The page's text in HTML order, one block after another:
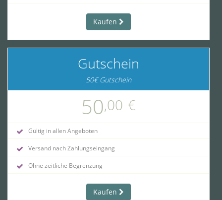
Kaufen
Gutschein
50€ Gutschein
50,00 €
Gültig in allen Angeboten
Versand nach Zahlungseingang
Ohne zeitliche Begrenzung
Kaufen